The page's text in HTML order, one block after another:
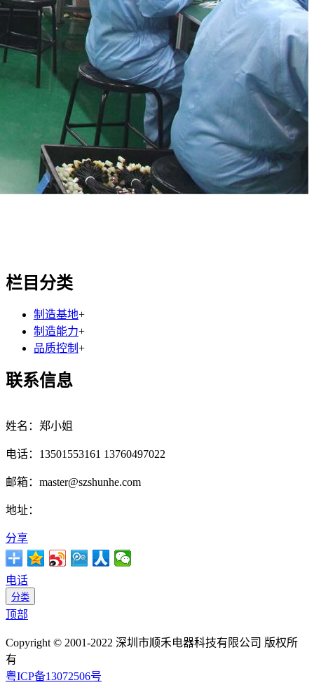
栏目分类
制造基地+
制造能力+
品质控制 +
联系信息
姓名：郑小姐
电话：13501553161 13760497022
邮箱：master@szshunhe.com
地址：
分享
电话
分类
顶部
Copyright © 2001-2022 深圳市顺禾电器科技有限公司 版权所
有
粤ICP备13072506号